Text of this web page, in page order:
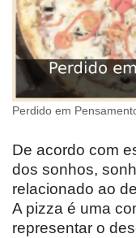
Perdido em
De acordo com
dos sonhos,
relacionado ao
A pizza é uma
representar o